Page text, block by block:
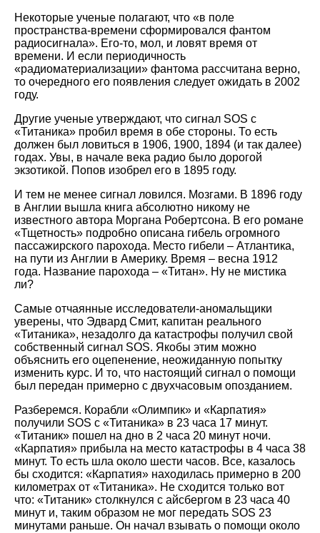
Некоторые ученые полагают, что «в поле
пространства-времени сформировался фантом
радиосигнала». Его-то, мол, и ловят время от
времени. И если периодичность
«радиоматериализации» фантома рассчитана верно,
то очередного его появления следует ожидать в 2002
году.
Другие ученые утверждают, что сигнал SOS с
«Титаника» пробил время в обе стороны. То есть
должен был ловиться в 1906, 1900, 1894 (и так далее)
годах. Увы, в начале века радио было дорогой
экзотикой. Попов изобрел его в 1895 году.
И тем не менее сигнал ловился. Мозгами. В 1896 году
в Англии вышла книга абсолютно никому не
известного автора Моргана Робертсона. В его романе
«Тщетность» подробно описана гибель огромного
пассажирского парохода. Место гибели – Атлантика,
на пути из Англии в Америку. Время – весна 1912
года. Название парохода – «Титан». Ну не мистика
ли?
Самые отчаянные исследователи-аномальщики
уверены, что Эдвард Смит, капитан реального
«Титаника», незадолго да катастрофы получил свой
собственный сигнал SOS. Якобы этим можно
объяснить его оцепенение, неожиданную попытку
изменить курс. И то, что настоящий сигнал о помощи
был передан примерно с двухчасовым опозданием.
Разберемся. Корабли «Олимпик» и «Карпатия»
получили SOS с «Титаника» в 23 часа 17 минут.
«Титаник» пошел на дно в 2 часа 20 минут ночи.
«Карпатия» прибыла на место катастрофы в 4 часа 38
минут. То есть шла около шести часов. Все, казалось
бы сходится: «Карпатия» находилась примерно в 200
километрах от «Титаника». Не сходится только вот
что: «Титаник» столкнулся с айсбергом в 23 часа 40
минут и, таким образом не мог передать SOS 23
минутами раньше. Он начал взывать о помощи около